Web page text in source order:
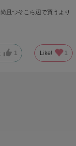
且つそこら辺で買うより
1 Like! 1